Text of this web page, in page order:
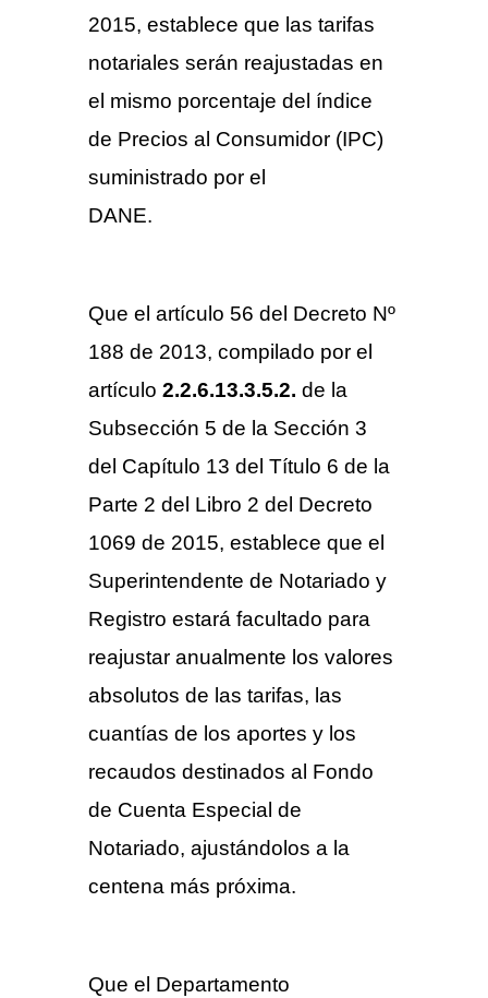
2015, establece que las tarifas
notariales serán reajustadas en
el mismo porcentaje del índice
de Precios al Consumidor (IPC)
suministrado por el
DANE.
Que el artículo 56 del Decreto Nº
188 de 2013, compilado por el
artículo 2.2.6.13.3.5.2. de la
Subsección 5 de la Sección 3
del Capítulo 13 del Título 6 de la
Parte 2 del Libro 2 del Decreto
1069 de 2015, establece que el
Superintendente de Notariado y
Registro estará facultado para
reajustar anualmente los valores
absolutos de las tarifas, las
cuantías de los aportes y los
recaudos destinados al Fondo
de Cuenta Especial de
Notariado, ajustándolos a la
centena más próxima.
Que el Departamento